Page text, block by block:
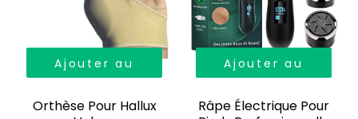
Ajouter au
Orthèse Pour Hallux
Ajouter au
Râpe Électrique Pour